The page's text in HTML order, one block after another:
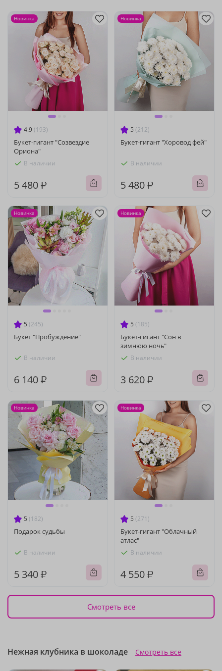
4.9 (193)
Букет-гигант "Созвездие
Ориона"
В наличии
5 480 ₽
Новинка
5 (212)
Букет-гигант "Хоровод фей"
В наличии
5 480 ₽
Новинка
5 (245)
Букет "Пробуждение"
В наличии
6 140 ₽
Новинка
5 (185)
Букет-гигант "Сон в
зимнюю ночь"
В наличии
3 620 ₽
Новинка
5 (182)
Подарок судьбы
В наличии
5 340 ₽
Новинка
5 (271)
Букет-гигант "Облачный
атлас"
В наличии
4 550 ₽
Новинка
Смотреть все
Нежная клубника в шоколаде Смотреть все